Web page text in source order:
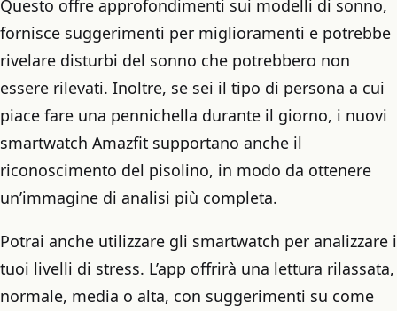
Questo offre approfondimenti sui modelli di sonno,
fornisce suggerimenti per miglioramenti e potrebbe
rivelare disturbi del sonno che potrebbero non
essere rilevati. Inoltre, se sei il tipo di persona a cui
piace fare una pennichella durante il giorno, i nuovi
smartwatch Amazfit supportano anche il
riconoscimento del pisolino, in modo da ottenere
un’immagine di analisi più completa.
Potrai anche utilizzare gli smartwatch per analizzare i
tuoi livelli di stress. L’app offrirà una lettura rilassata,
normale, media o alta, con suggerimenti su come